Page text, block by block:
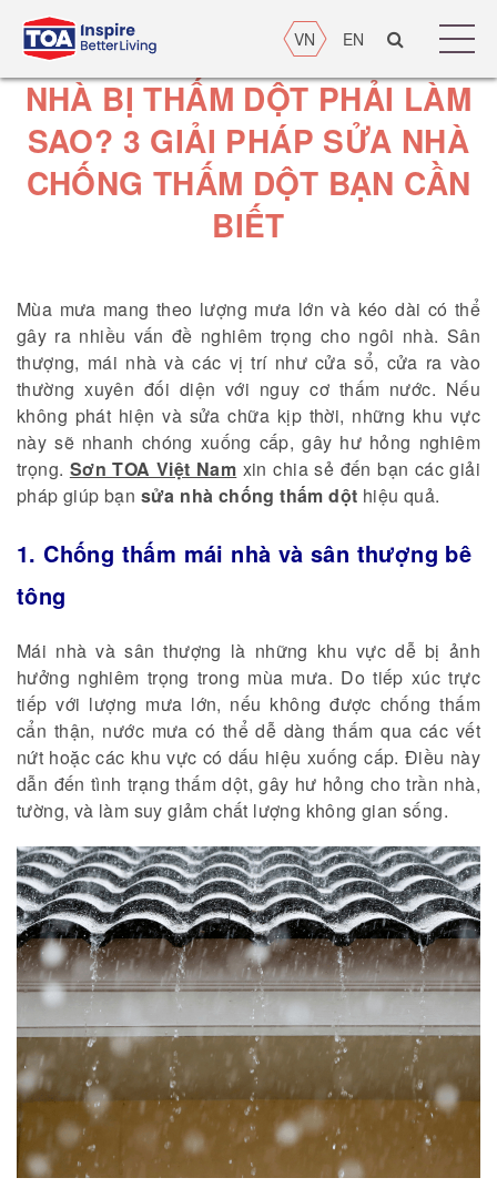
VN EN
NHÀ BỊ THẤM DỘT PHẢI LÀM
SAO? 3 GIẢI PHÁP SỬA NHÀ
CHỐNG THẤM DỘT BẠN CẦN
BIẾT
Mùa mưa mang theo lượng mưa lớn và kéo dài có thể
gây ra nhiều vấn đề nghiêm trọng cho ngôi nhà. Sân
thượng, mái nhà và các vị trí như cửa sổ, cửa ra vào
thường xuyên đối diện với nguy cơ thấm nước. Nếu
không phát hiện và sửa chữa kịp thời, những khu vực
này sẽ nhanh chóng xuống cấp, gây hư hỏng nghiêm
trọng. Sơn TOA Việt Nam xin chia sẻ đến bạn các giải
pháp giúp bạn sửa nhà chống thấm dột hiệu quả.
1. Chống thấm mái nhà và sân thượng bê
tông
Mái nhà và sân thượng là những khu vực dễ bị ảnh
hưởng nghiêm trọng trong mùa mưa. Do tiếp xúc trực
tiếp với lượng mưa lớn, nếu không được chống thấm
cẩn thận, nước mưa có thể dễ dàng thấm qua các vết
nứt hoặc các khu vực có dấu hiệu xuống cấp. Điều này
dẫn đến tình trạng thấm dột, gây hư hỏng cho trần nhà,
tường, và làm suy giảm chất lượng không gian sống.